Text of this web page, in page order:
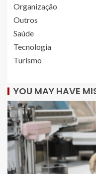
Organização
Outros
Saúde
Tecnologia
Turismo
YOU MAY HAVE